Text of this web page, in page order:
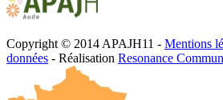
Copyright © 2014 APAJH11 - Mentions
données - Réalisation Resonance